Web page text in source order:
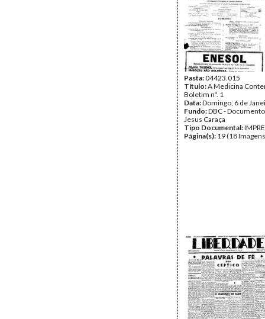
Pasta:04423.015
Título:A Medicina
Boletim nº. 1
Data:Domingo, 6 de
Fundo:DBC -
Jesus Caraça
Tipo Documental:
Página(s): 19 (18